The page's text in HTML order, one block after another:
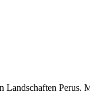
Landschaften